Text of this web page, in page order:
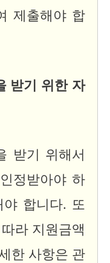
제출해야 합
받기 위한 자
받기 위해서
정받아야 하
합니다. 또
라 지원금액
한 사항은 관